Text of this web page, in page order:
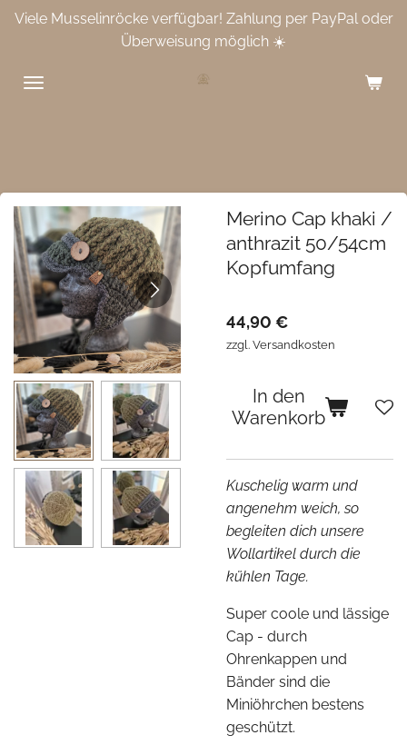
Zum
Viele Musselinröcke verfügbar! Zahlung per PayPal oder
Überweisung möglich ☀️
Merino Cap khaki /
anthrazit 50/54cm
Kopfumfang
44,90 €
zzgl. Versandkosten
In den
Warenkorb
Kuschelig warm und
angenehm weich,so
begleiten dich unsere
Wollartikel durch die
kühlen Tage.
Super coole und lässige
Cap - durch
Ohrenkappen und
Bänder sind die
Miniöhrchen bestens
geschützt.